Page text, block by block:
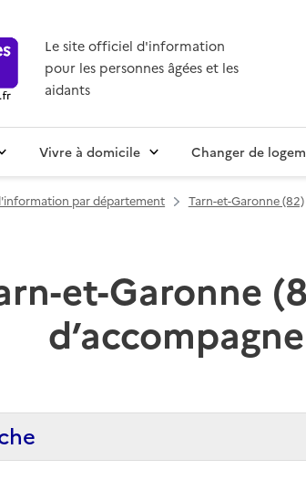
Le site officiel d'information
pour les personnes âgées et les
aidants
Vivre à domicile Changer de
par département Tarn-et-Garonne (82)
et-Garonne